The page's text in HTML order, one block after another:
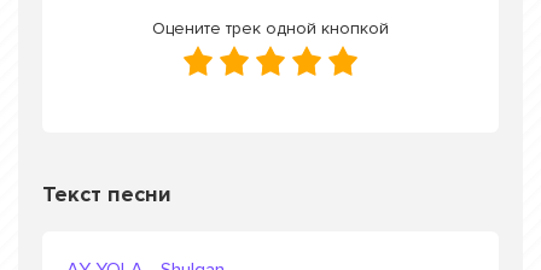
Оцените трек одной кнопкой
Текст песни